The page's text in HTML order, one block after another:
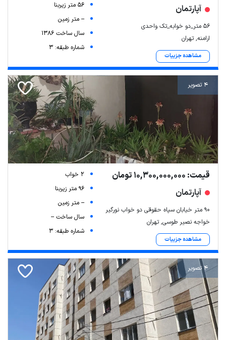
آپارتمان
56 متر_دو خوابه_تک واحدی
ارامنه, تهران
مشاهده جزییات
56 متر زیربنا
-- متر زمین
سال ساخت 1386
شماره طبقه: 3
4 تصویر
قیمت: 10,300,000,000 تومان
آپارتمان
۹۰ متر خیابان سپاه حقوقی دو خواب نورگیر
خواجه نصیر طوسی, تهران
مشاهده جزییات
2 خواب
96 متر زیربنا
-- متر زمین
سال ساخت --
شماره طبقه: 3
4 تصویر